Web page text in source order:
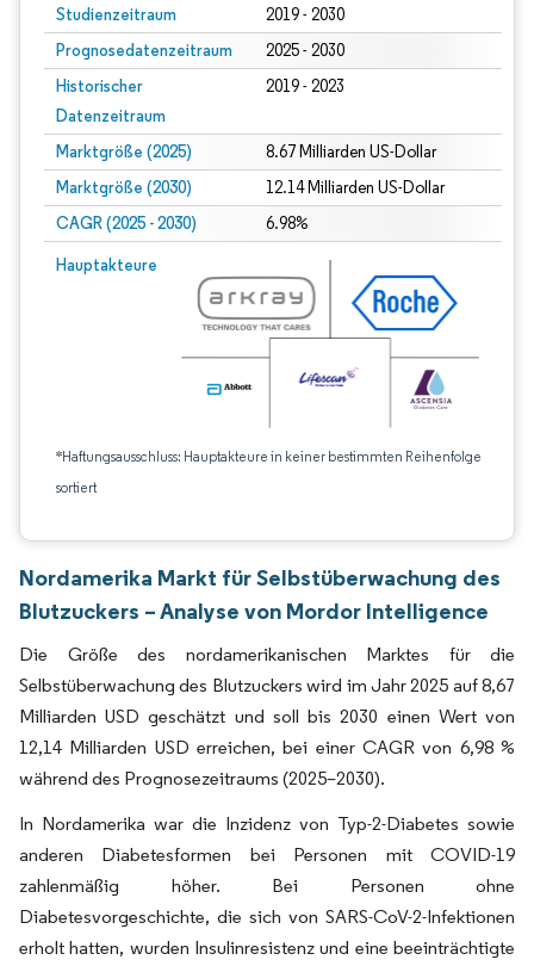
Studienzeitraum 2019 - 2030
Prognosedatenzeitraum 2025 - 2030
Historischer
Datenzeitraum
2019 - 2023
Marktgröße (2025) 8.67 Milliarden US-Dollar
Marktgröße (2030) 12.14 Milliarden US-Dollar
CAGR (2025 - 2030) 6.98%
Hauptakteure
*Haftungsausschluss: Hauptakteure in keiner bestimmten Reihenfolge
sortiert
Nordamerika Markt für Selbstüberwachung des
Blutzuckers – Analyse von Mordor Intelligence
Die Größe des nordamerikanischen Marktes für die
Selbstüberwachung des Blutzuckers wird im Jahr 2025 auf 8,67
Milliarden USD geschätzt und soll bis 2030 einen Wert von
12,14 Milliarden USD erreichen, bei einer CAGR von 6,98 %
während des Prognosezeitraums (2025–2030).
In Nordamerika war die Inzidenz von Typ-2-Diabetes sowie
anderen Diabetesformen bei Personen mit COVID-19
zahlenmäßig höher. Bei Personen ohne
Diabetesvorgeschichte, die sich von SARS-CoV-2-Infektionen
erholt hatten, wurden Insulinresistenz und eine beeinträchtigte